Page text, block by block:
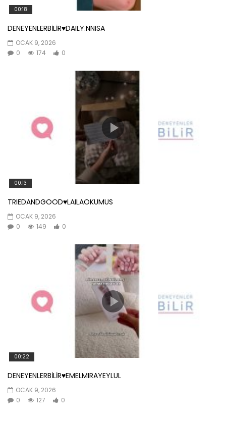
00:18
DENEYENLERBİLİR♥️DAILY.NNISA
OCAK 9, 2026
0
174 0
00:13
TRIEDANDGOOD♥️LAILAOKUMUS
OCAK 9, 2026
0
149 0
00:22
DENEYENLERBİLİR♥️EMELMIRAYEYLUL
OCAK 9, 2026
0
127 0